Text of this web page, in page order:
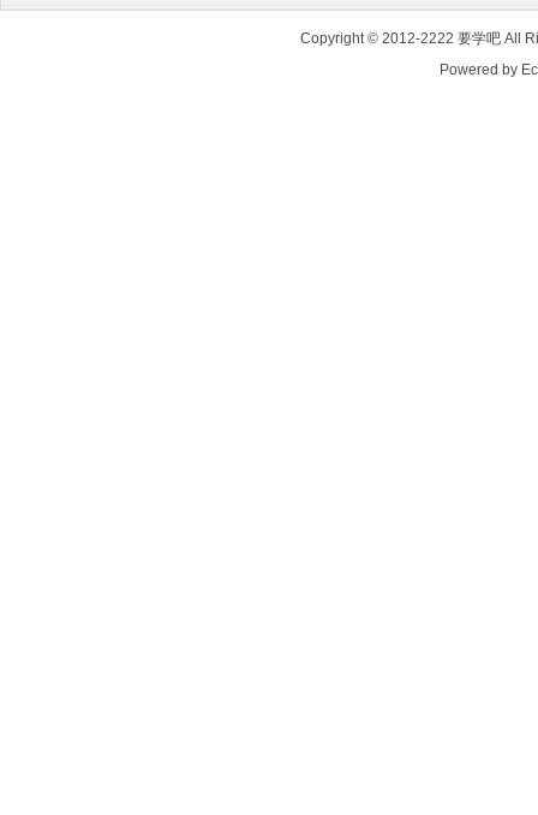
Copyright © 2012-2222 要学吧 All
Powered by